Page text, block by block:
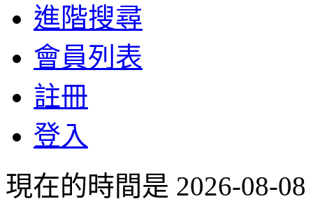
進階搜尋
會員列表
註冊
登入
現在的時間是 2026-08-08